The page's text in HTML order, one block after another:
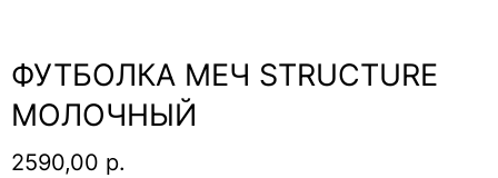
ФУТБОЛКА МЕЧ STRUCTURE
МОЛОЧНЫЙ
2590,00 р.